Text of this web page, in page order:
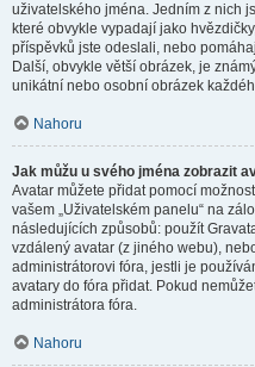
uživatelského jména. Jedním z nich
které obvykle vypadají jako
příspěvků jste odeslali, nebo
Další, obvykle větší obrázek, je
unikátní nebo osobní obrázek
Nahoru
Jak můžu u svého jména zobrazit
Avatar můžete přidat pomocí
vašem „Uživatelském panelu“ na
následujících způsobů: použít
vzdálený avatar (z jiného webu),
administrátorovi fóra, jestli je
avatary do fóra přidat. Pokud
administrátora fóra.
Nahoru